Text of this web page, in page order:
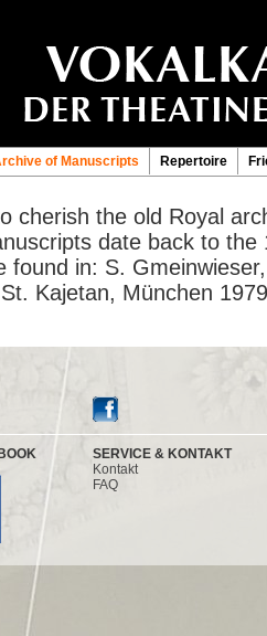
of Manuscripts Repertoire
cherish the old Royal
date back to
found in: S.
Kajetan, München 1979
SERVICE & KONTAKT
Kontakt
FAQ